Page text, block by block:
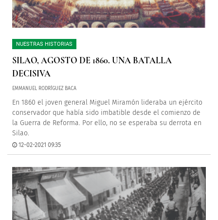
NUESTRAS HISTORIAS
SILAO, AGOSTO DE 1860. UNA BATALLA
DECISIVA
EMMANUEL RODRÍGUEZ BACA
En 1860 el joven general Miguel Miramón lideraba un ejército
conservador que había sido imbatible desde el comienzo de
la Guerra de Reforma. Por ello, no se esperaba su derrota en
Silao.
12-02-2021 09:35